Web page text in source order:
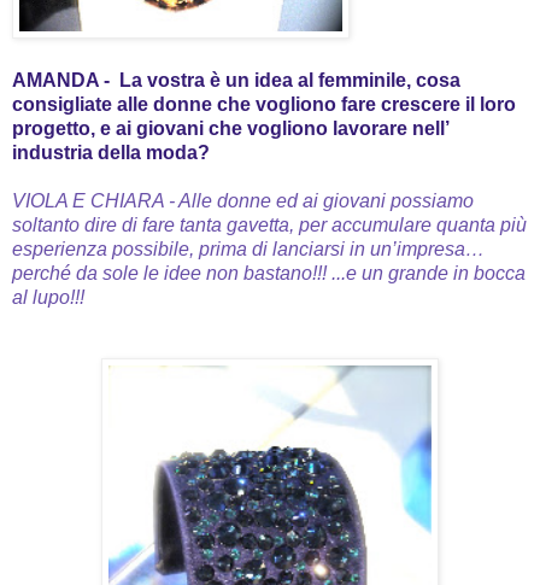
AMANDA - La vostra è un idea al femminile, cosa
consigliate alle donne che vogliono fare crescere il loro
progetto, e ai giovani che vogliono lavorare nell’
industria della moda?
VIOLA E CHIARA - Alle donne ed ai giovani possiamo
soltanto dire di fare tanta gavetta, per accumulare quanta più
esperienza possibile, prima di lanciarsi in un’impresa…
perché da sole le idee non bastano!!! ...e un grande in bocca
al lupo!!!